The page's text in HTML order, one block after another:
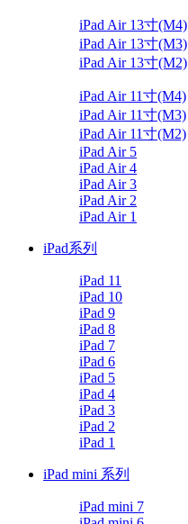
iPad Air 13寸(M4)
iPad Air 13寸(M3)
iPad Air 13寸(M2)
iPad Air 11寸(M4)
iPad Air 11寸(M3)
iPad Air 11寸(M2)
iPad Air 5
iPad Air 4
iPad Air 3
iPad Air 2
iPad Air 1
iPad系列
iPad 11
iPad 10
iPad 9
iPad 8
iPad 7
iPad 6
iPad 5
iPad 4
iPad 3
iPad 2
iPad 1
iPad mini 系列
iPad mini 7